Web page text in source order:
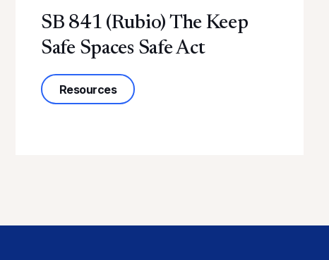
Policy Learning Collaborative (CAPLC)
SB 841 (Rubio) The Keep
Safe Spaces Safe Act
Resourcesabout SB 841 (Rubio) The Keep Safe